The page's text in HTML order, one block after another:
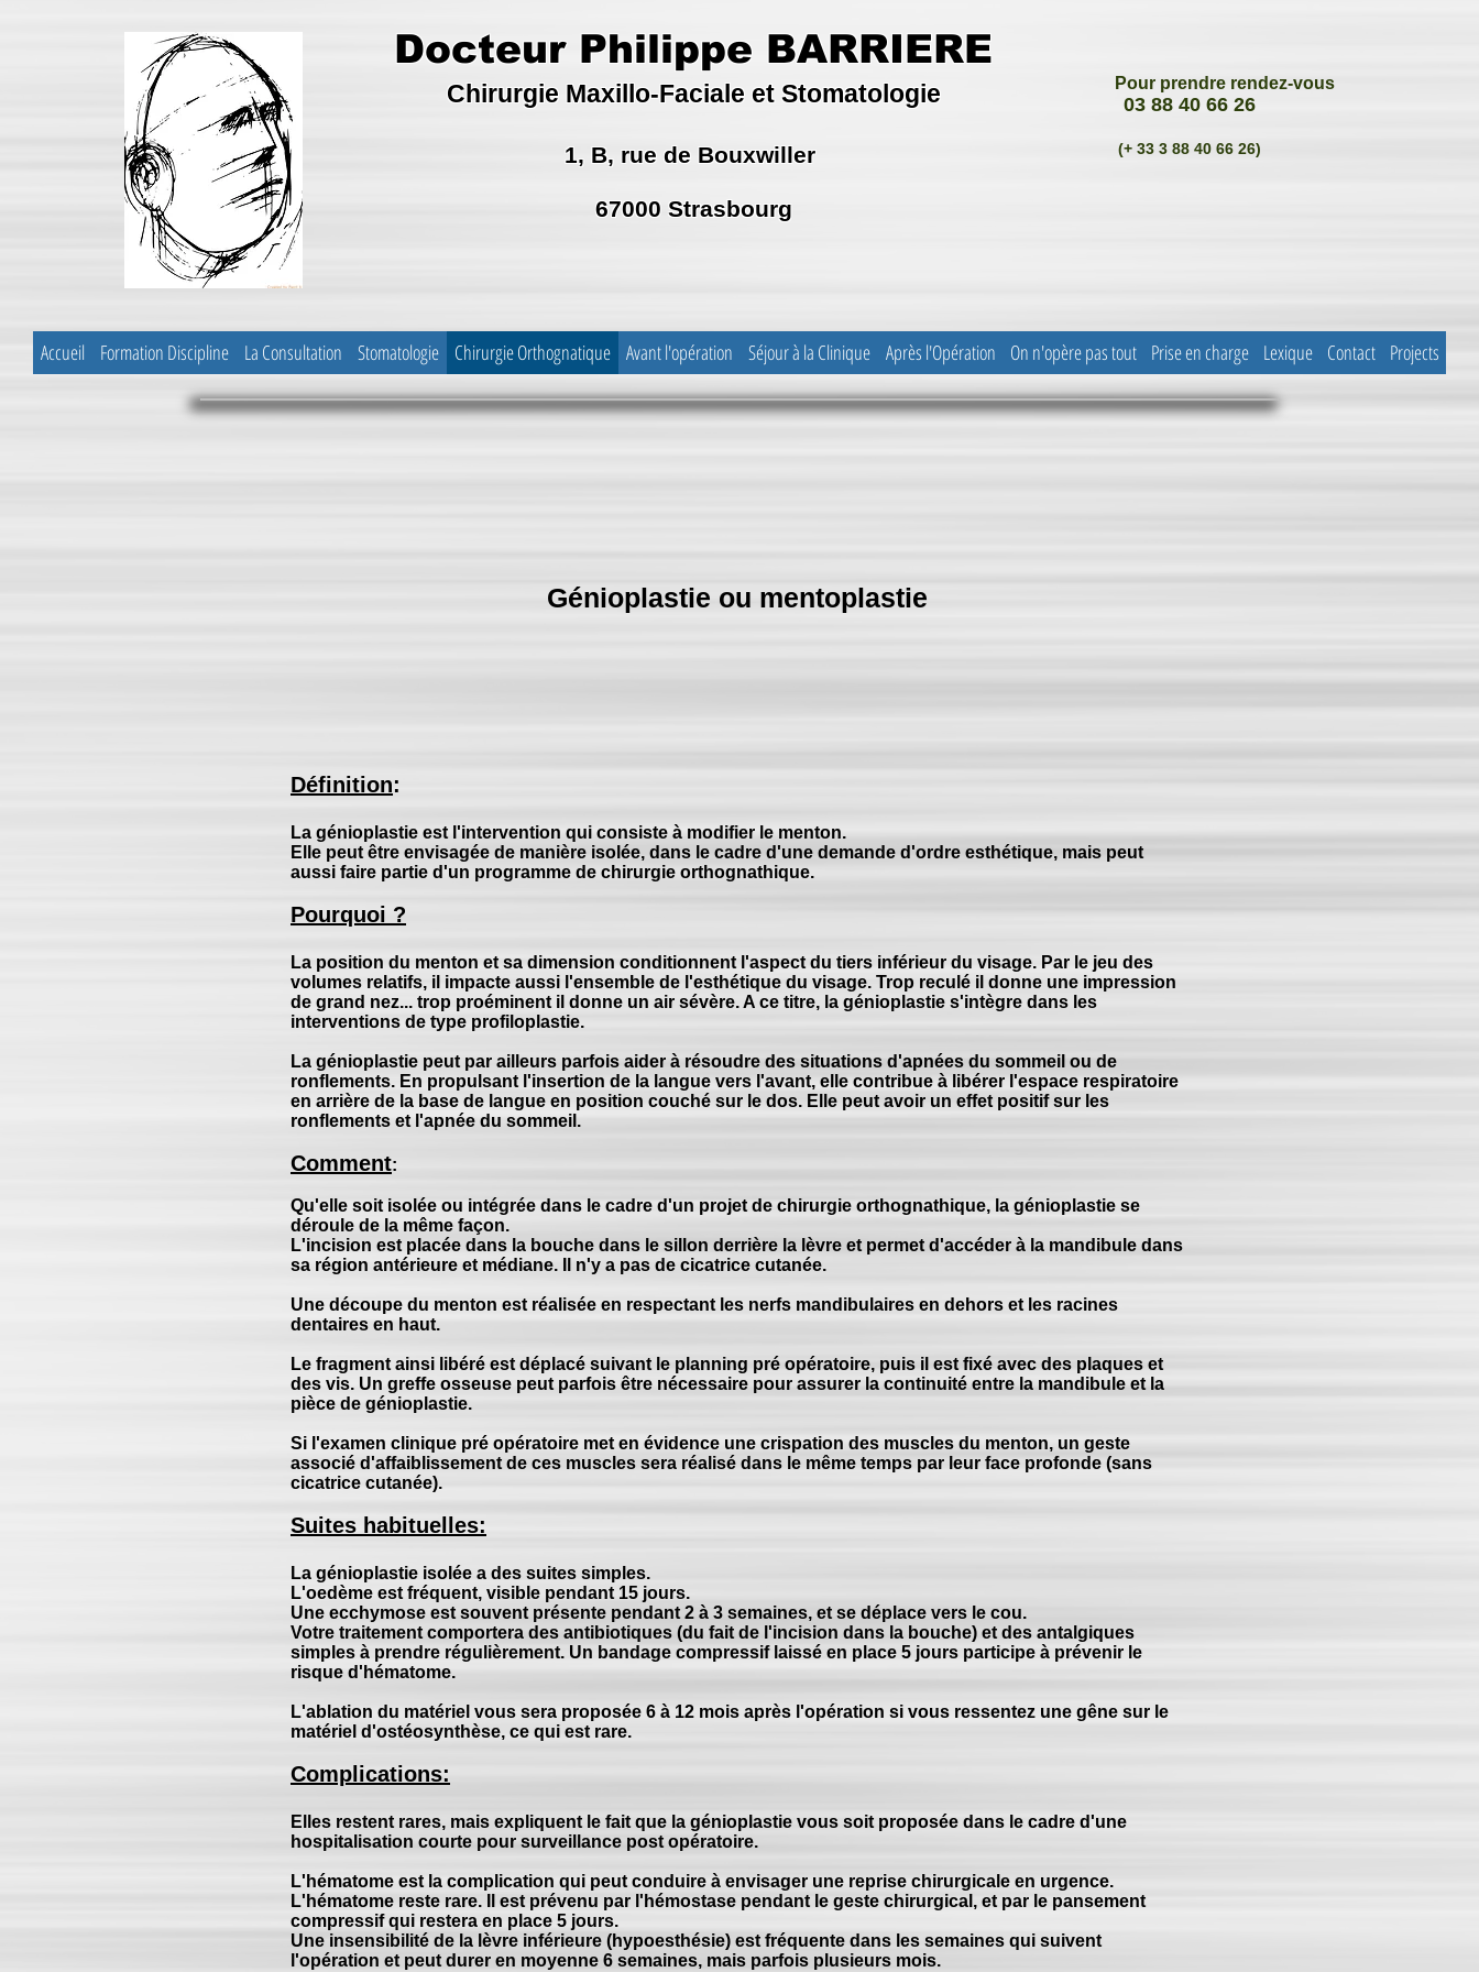
Docteur Philippe BARRIERE
Chirurgie Maxillo-Faciale et Stomatologie
1, B, rue de Bouxwiller
67000 Strasbourg
Pour prendre rendez-vous
03 88 40 66 26
(+ 33 3 88 40 66 26)
Accueil Formation Discipline La Consultation Stomatologie Chirurgie Orthognatique Avant l'opération Séjour à la Clinique Après l'Opération On n'opère pas tout Prise en charge Lexique Contact Projects
Génioplastie ou mentoplastie
Définition:
La génioplastie est l'intervention qui consiste à modifier le menton.
Elle peut être envisagée de manière isolée, dans le cadre d'une demande d'ordre esthétique, mais peut
aussi faire partie d'un programme de chirurgie orthognathique.
Pourquoi ?
La position du menton et sa dimension conditionnent l'aspect du tiers inférieur du visage. Par le jeu des
volumes relatifs, il impacte aussi l'ensemble de l'esthétique du visage. Trop reculé il donne une impression
de grand nez... trop proéminent il donne un air sévère. A ce titre, la génioplastie s'intègre dans les
interventions de type profiloplastie.
La génioplastie peut par ailleurs parfois aider à résoudre des situations d'apnées du sommeil ou de
ronflements. En propulsant l'insertion de la langue vers l'avant, elle contribue à libérer l'espace respiratoire
en arrière de la base de langue en position couché sur le dos. Elle peut avoir un effet positif sur les
ronflements et l'apnée du sommeil.
Comment:
Qu'elle soit isolée ou intégrée dans le cadre d'un projet de chirurgie orthognathique, la génioplastie se
déroule de la même façon.
L'incision est placée dans la bouche dans le sillon derrière la lèvre et permet d'accéder à la mandibule dans
sa région antérieure et médiane. Il n'y a pas de cicatrice cutanée.
Une découpe du menton est réalisée en respectant les nerfs mandibulaires en dehors et les racines
dentaires en haut.
Le fragment ainsi libéré est déplacé suivant le planning pré opératoire, puis il est fixé avec des plaques et
des vis. Un greffe osseuse peut parfois être nécessaire pour assurer la continuité entre la mandibule et la
pièce de génioplastie.
Si l'examen clinique pré opératoire met en évidence une crispation des muscles du menton, un geste
associé d'affaiblissement de ces muscles sera réalisé dans le même temps par leur face profonde (sans
cicatrice cutanée).
Suites habituelles:
La génioplastie isolée a des suites simples.
L'oedème est fréquent, visible pendant 15 jours.
Une ecchymose est souvent présente pendant 2 à 3 semaines, et se déplace vers le cou.
Votre traitement comportera des antibiotiques (du fait de l'incision dans la bouche) et des antalgiques
simples à prendre régulièrement. Un bandage compressif laissé en place 5 jours participe à prévenir le
risque d'hématome.
L'ablation du matériel vous sera proposée 6 à 12 mois après l'opération si vous ressentez une gêne sur le
matériel d'ostéosynthèse, ce qui est rare.
Complications:
Elles restent rares, mais expliquent le fait que la génioplastie vous soit proposée dans le cadre d'une
hospitalisation courte pour surveillance post opératoire.
L'hématome est la complication qui peut conduire à envisager une reprise chirurgicale en urgence.
L'hématome reste rare. Il est prévenu par l'hémostase pendant le geste chirurgical, et par le pansement
compressif qui restera en place 5 jours.
Une insensibilité de la lèvre inférieure (hypoesthésie) est fréquente dans les semaines qui suivent
l'opération et peut durer en moyenne 6 semaines, mais parfois plusieurs mois.